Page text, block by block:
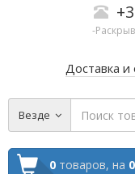
-
Доставка и
Везде
0 товаров, на